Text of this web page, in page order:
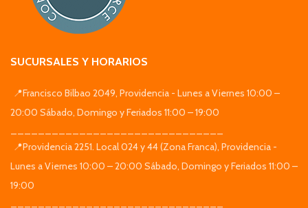
SUCURSALES Y HORARIOS
📍Francisco Bilbao 2049, Providencia - Lunes a Viernes 10:00 –
20:00 Sábado, Domingo y Feriados 11:00 – 19:00
📍Providencia 2251. Local 024 y 44 (Zona Franca), Providencia -
Lunes a Viernes 10:00 – 20:00 Sábado, Domingo y Feriados 11:00 –
19:00